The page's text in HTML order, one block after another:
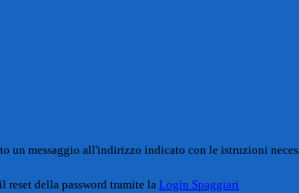
un messaggio all'indirizzo indicato con le istruzioni
reset della password tramite la Login Spaggiari